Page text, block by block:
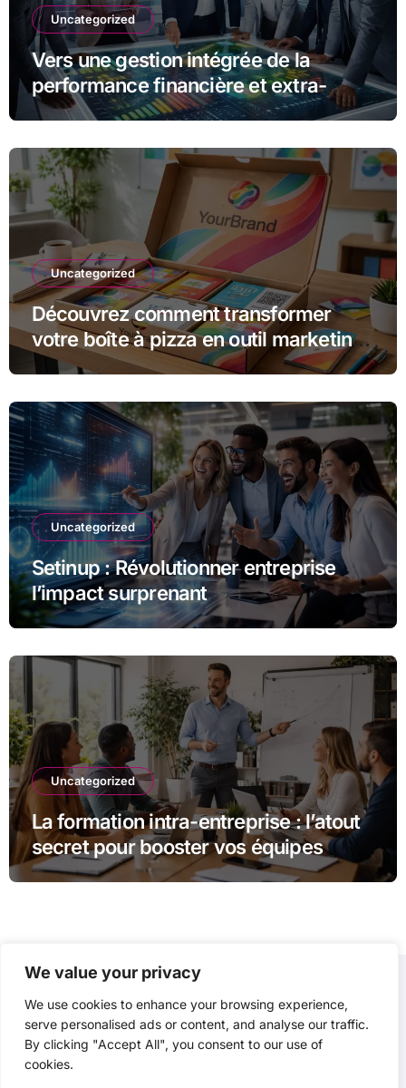
We value your privacy
We use cookies to enhance your browsing experience,
serve personalised ads or content, and analyse our traffic.
By clicking "Accept All", you consent to our use of
cookies.
Uncategorized
Vers une gestion intégrée de la
performance financière et extra-
financière avec Opteva
Uncategorized
Découvrez comment transformer
votre boîte à pizza en outil marketing
unique
Uncategorized
Setinup : Révolutionner entreprise
l’impact surprenant
Uncategorized
La formation intra-entreprise : l’atout
secret pour booster vos équipes
P3D